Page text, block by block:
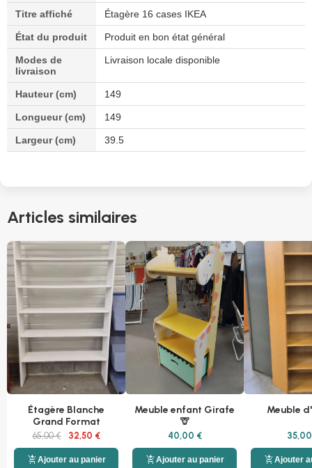
Titre affiché Étagère 16 cases IKEA
État du produit Produit en bon état général
Modes de
livraison
Livraison locale disponible
Hauteur (cm) 149
Longueur (cm) 149
Largeur (cm) 39.5
Articles similaires
Étagère Blanche
Grand Format
65,00 € 32,50 €
add_shopping_cartAjouter au panier
Meuble enfant Girafe
🦒
40,00 €
add_shopping_cartAjouter au panier
Meuble
add_shopping_cartAjouter